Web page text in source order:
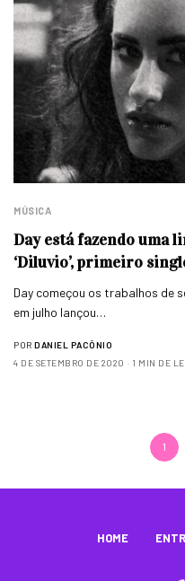
MÚSICA
Day está fazendo uma
‘Diluvio’, primeiro
Day começou os trabalhos de
em julho lançou…
POR DANIEL PACÔNIO
4 DE SETEMBRO DE 2020
1 MIN DE
1
HOME